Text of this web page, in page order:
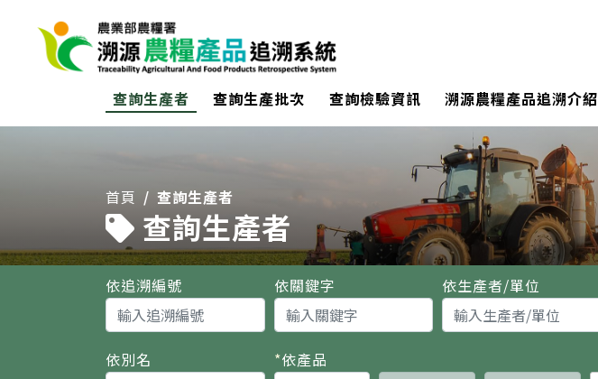
查詢生產者 查詢生產批次 查詢檢驗資訊 溯源農糧產品追溯介紹
首頁 查詢生產者
查詢生產者
依追溯編號 依關鍵字 依生產者/單位
依別名 *依產品